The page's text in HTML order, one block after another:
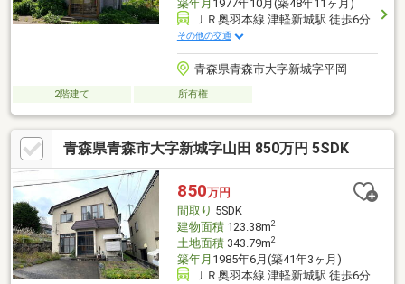
築年月 1977年10月(築48年11ヶ月)
ＪＲ奥羽本線 津軽新城駅 徒歩6分
その他の交通
青森県青森市大字新城字平岡
2階建て 所有権
青森県青森市大字新城字山田 850万円 5SDK
850万円
間取り 5SDK
建物面積123.38m2
土地面積343.79m2
築年月 1985年6月(築41年3ヶ月)
ＪＲ奥羽本線 津軽新城駅 徒歩6分